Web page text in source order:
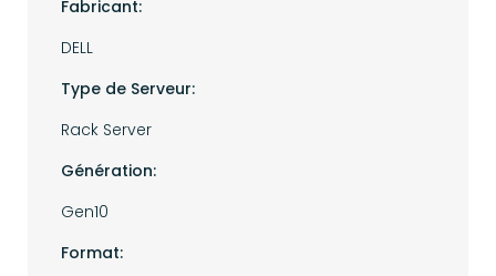
Fabricant:
DELL
Type de Serveur:
Rack Server
Génération:
Gen10
Format: